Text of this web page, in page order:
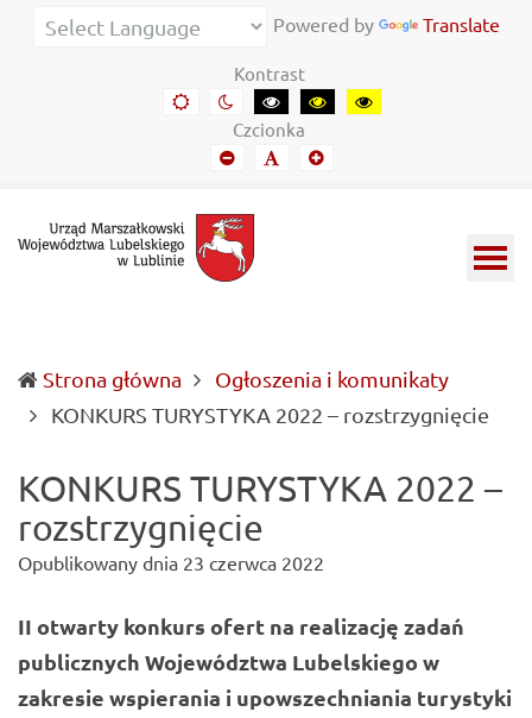
Urząd
Informacje
Lubelszczyźnie
Powered by Translate
Kontrast
Domyślny
kontrast
Kontrast
nocny
Kontrast
czarny-
biały
Kontrast
czarny-
Kontrast
żółto-
Czcionka
Mniejszy
font
Domyślny
font
Mniejszy
Strona główna
Ogłoszenia i komunikaty
KONKURS TURYSTYKA 2022 – rozstrzygnięcie
KONKURS TURYSTYKA 2022 –
rozstrzygnięcie
Opublikowany dnia 23 czerwca 2022
II otwarty konkurs ofert na realizację zadań
publicznych Województwa Lubelskiego w
zakresie wspierania i upowszechniania turystyki